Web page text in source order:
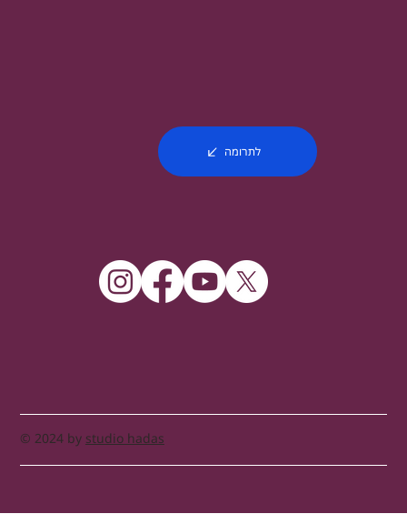
לתרומה
© 2024 by studio hadas